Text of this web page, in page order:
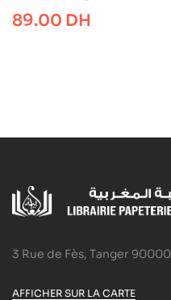
89.00 DH
3 Rue de Fès, Tanger 90000
AFFICHER SUR LA CARTE